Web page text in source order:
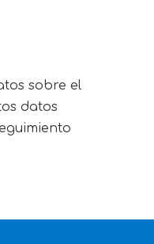
sobre el
datos